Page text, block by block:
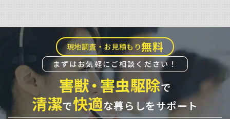
現地調査・お見積もり無料
まずはお気軽にご相談ください！
害獣・害虫駆除で
清潔で快適な暮らしをサポート